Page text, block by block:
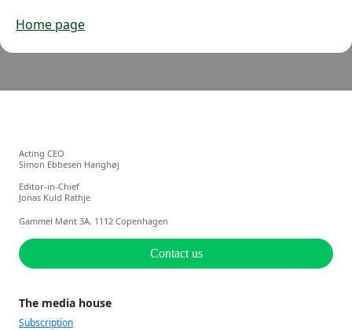
Home page
Acting CEO
Simon Ebbesen Hanghøj
Editor-in-Chief
Jonas Kuld Rathje
Gammel Mønt 3A, 1112 Copenhagen
Contact us
The media house
Subscription